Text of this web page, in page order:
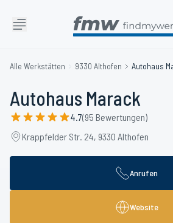
Alle Werkstätten 9330 Althofen Autohaus
Autohaus Marack
4.7(95 Bewertungen)
Krappfelder Str. 24, 9330 Althofen
Anrufen
Website